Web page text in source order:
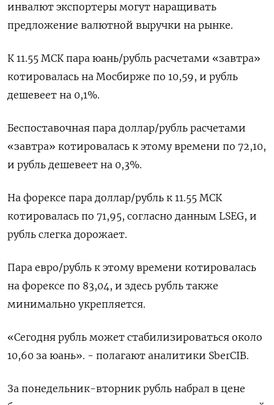
инвалют экспортеры могут наращивать
предложение валютной ​выручки на ⁠рынке.
К 11.55 МСК пара юань/рубль расчетами «завтра»
котировалась на Мосбирже по 10,59, и ‌рубль
дешевеет на 0,1%.
Беспоставочная пара доллар/рубль расчетами
«завтра» котировалась ‌к этому времени по 72,10,
и рубль дешевеет на 0,3%.
На форексе пара доллар/рубль к 11.55 МСК ​
котировалась по 71,95, согласно данным LSEG, и
рубль слегка дорожает.
Пара евро/рубль к этому времени котировалась
‌на форексе по 83,04, и здесь рубль также
минимально укрепляется.
«Сегодня рубль может стабилизироваться около ​
10,60 за юань». - полагают аналитики SberCIB.
За понедельник-вторник рубль набрал в цене